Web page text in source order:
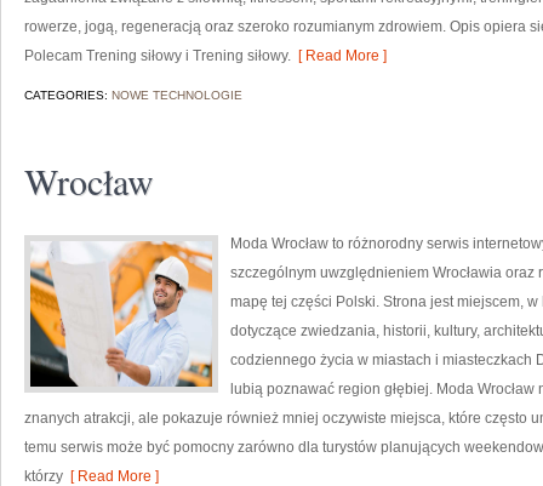
rowerze, jogą, regeneracją oraz szeroko rozumianym zdrowiem. Opis opiera
Polecam Trening siłowy i Trening siłowy. [ Read More ]
CATEGORIES: NOWE TECHNOLOGIE
Wrocław
Moda Wrocław to różnorodny serwis
szczególnym uwzględnieniem Wrocławia
mapę tej części Polski. Strona jest miejscem,
dotyczące zwiedzania, historii, kultury,
codziennego życia w miastach i miasteczkach
lubią poznawać region głębiej. Moda
znanych atrakcji, ale pokazuje również mniej oczywiste miejsca, które często
temu serwis może być pomocny zarówno dla turystów planujących
którzy [ Read More ]